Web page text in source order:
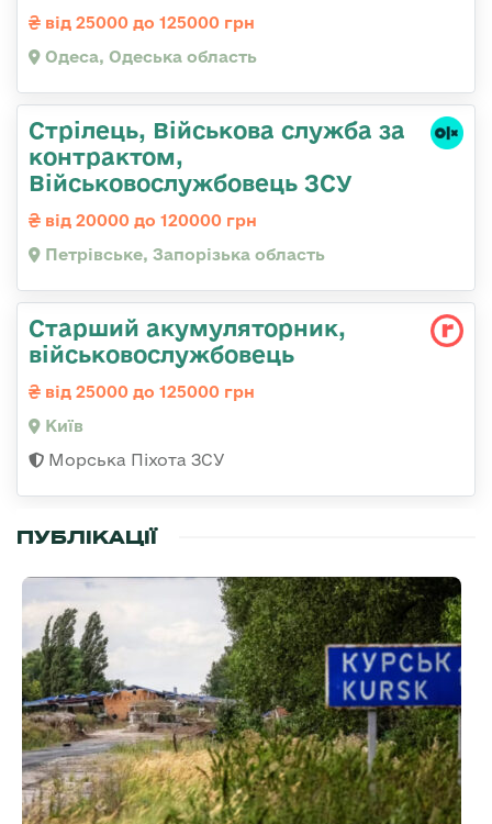
від 25000 до 125000 грн
Одеса, Одеська область
Стрілець, Військова служба за
контрактом,
Військовослужбовець ЗСУ
від 20000 до 120000 грн
Петрівське, Запорізька область
Старший акумуляторник,
військовослужбовець
від 25000 до 125000 грн
Київ
Морська Піхота ЗСУ
ПУБЛІКАЦІЇ